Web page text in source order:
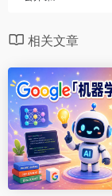
相关文章